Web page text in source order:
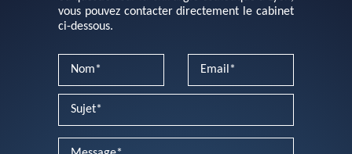
vous pouvez contacter directement le cabinet
ci-dessous.